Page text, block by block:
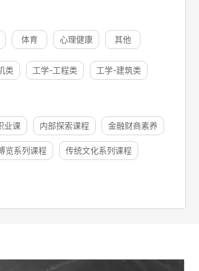
体育 心理健康 其他
类 工学-工程类 工学-建筑类
业课 内部探索课程 金融财商素养
览系列课程 传统文化系列课程